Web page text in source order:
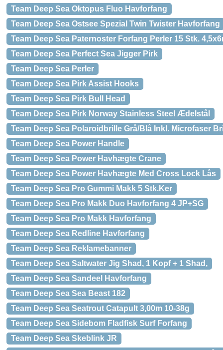
Team Deep Sea Oktopus Fluo Havforfang
Team Deep Sea Ostsee Spezial Twin Twister Havforfang
Team Deep Sea Paternoster Forfang Perler 15 Stk.
Team Deep Sea Perfect Sea Jigger Pirk
Team Deep Sea Perler
Team Deep Sea Pirk Assist Hooks
Team Deep Sea Pirk Bull Head
Team Deep Sea Pirk Norway Stainless Steel Ædelstål
Team Deep Sea Polaroidbrille Grå/Blå Inkl. Microfaser
Team Deep Sea Power Handle
Team Deep Sea Power Havhægte Crane
Team Deep Sea Power Havhægte Med Cross Lock Lås
Team Deep Sea Pro Gummi Makk 5 Stk.Ker
Team Deep Sea Pro Makk Duo Havforfang 4 JP+SG
Team Deep Sea Pro Makk Havforfang
Team Deep Sea Redline Havforfang
Team Deep Sea Reklamebanner
Team Deep Sea Saltwater Jig Shad, 1 Kopf + 1 Shad,
Team Deep Sea Sandeel Havforfang
Team Deep Sea Sea Beast 182
Team Deep Sea Seatrout Catapult 3,00m 10-38g
Team Deep Sea Sidebom Fladfisk Surf Forfang
Team Deep Sea Skeblink JR